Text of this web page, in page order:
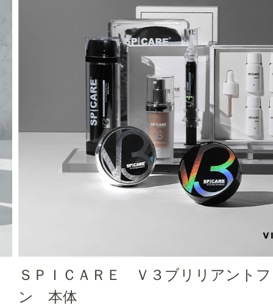
ＳＰＩＣＡＲＥ Ｖ３ブリリアント
ン 本体